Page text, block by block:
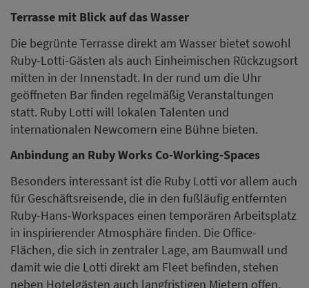
Terrasse mit Blick auf das Wasser
Die begrünte Terrasse direkt am Wasser bietet sowohl
Ruby-Lotti-Gästen als auch Einheimischen Rückzugsort
mitten in der Innenstadt. In der rund um die Uhr
geöffneten Bar finden regelmäßig Veranstaltungen
statt. Ruby Lotti will lokalen Talenten und
internationalen Newcomern eine Bühne bieten.
Anbindung an Ruby Works Co-Working-Spaces
Besonders interessant ist die Ruby Lotti vor allem auch
für Geschäftsreisende, die in den fußläufig entfernten
Ruby-Hans-Workspaces einen temporären Arbeitsplatz
in inspirierender Atmosphäre finden. Die Office-
Flächen, die sich in zentraler Lage, am Baumwall und
damit wie die Lotti direkt am Fleet befinden, stehen
neben Hotelgästen auch langfristigen Mietern offen.